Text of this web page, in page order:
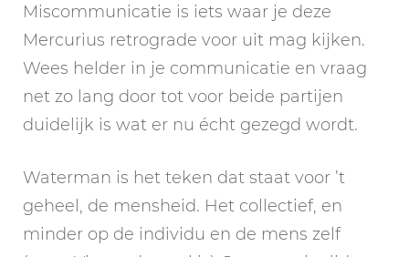
Miscommunicatie is iets waar je deze
Mercurius retrograde voor uit mag kijken.
Wees helder in je communicatie en vraag
net zo lang door tot voor beide partijen
duidelijk is wat er nu écht gezegd wordt.
Waterman is het teken dat staat voor ’t
geheel, de mensheid. Het collectief, en
minder op de individu en de mens zelf